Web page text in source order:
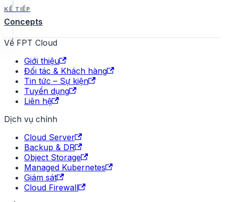
KẾ TIẾP
Concepts
Về FPT Cloud
Giới thiệu
Đối tác & Khách hàng
Tin tức – Sự kiện
Tuyển dụng
Liên hệ
Dịch vụ chính
Cloud Server
Backup & DR
Object Storage
Managed Kubernetes
Giám sát
Cloud Firewall